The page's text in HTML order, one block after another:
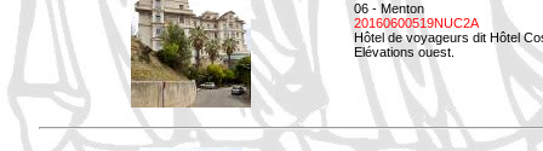
06 - Menton
20160600519NUC2A
Hôtel de voyageurs dit Hôtel
Elévations ouest.